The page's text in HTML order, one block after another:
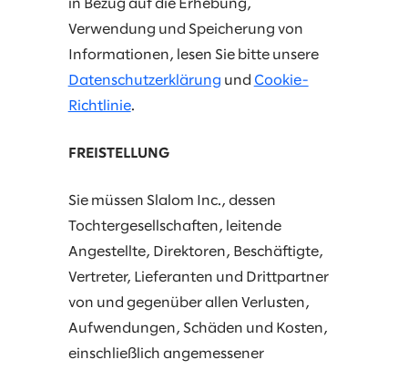
in Bezug auf die Erhebung,
Verwendung und Speicherung von
Informationen, lesen Sie bitte unsere
Datenschutzerklärung und Cookie-
Richtlinie.
FREISTELLUNG
Sie müssen Slalom Inc., dessen
Tochtergesellschaften, leitende
Angestellte, Direktoren, Beschäftigte,
Vertreter, Lieferanten und Drittpartner
von und gegenüber allen Verlusten,
Aufwendungen, Schäden und Kosten,
einschließlich angemessener